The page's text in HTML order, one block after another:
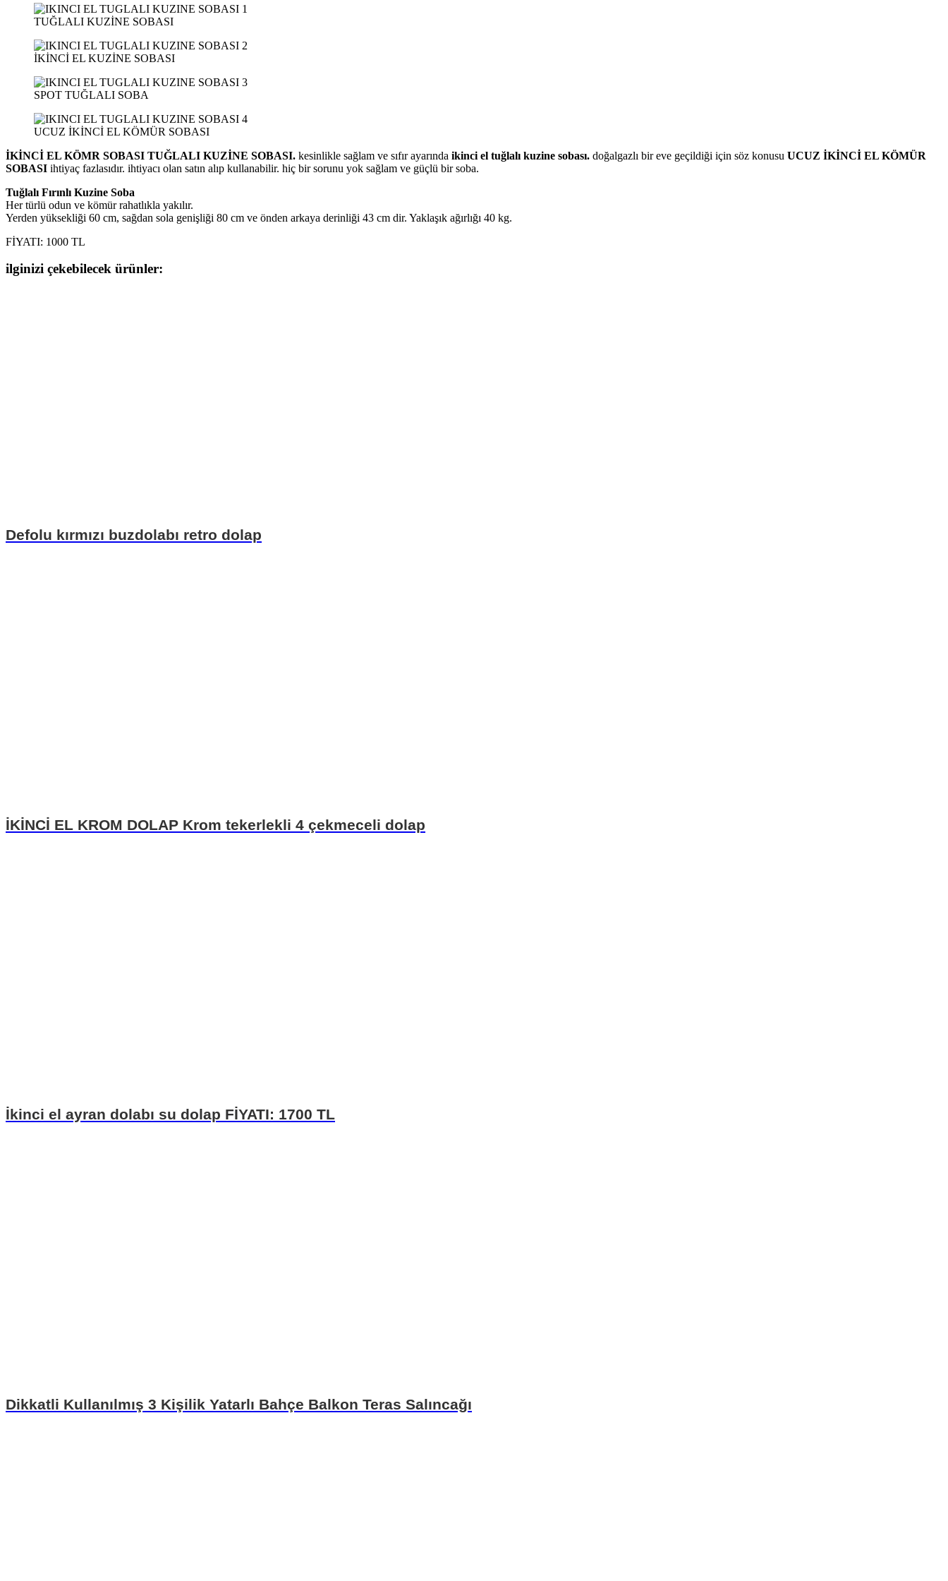
TUĞLALI KUZİNE SOBASI
İKİNCİ EL KUZİNE SOBASI
SPOT TUĞLALI SOBA
UCUZ İKİNCİ EL KÖMÜR SOBASI
İKİNCİ EL KÖMR SOBASI TUĞLALI KUZİNE SOBASI. kesinlikle sağlam ve sıfır ayarında ikinci el tuğlalı kuzine sobası. doğalgazlı bir eve geçildiği için söz konusu UCUZ İKİNCİ EL KÖMÜR
SOBASI ihtiyaç fazlasıdır. ihtiyacı olan satın alıp kullanabilir. hiç bir sorunu yok sağlam ve güçlü bir soba.
Tuğlalı Fırınlı Kuzine Soba
Her türlü odun ve kömür rahatlıkla yakılır.
Yerden yüksekliği 60 cm, sağdan sola genişliği 80 cm ve önden arkaya derinliği 43 cm dir. Yaklaşık ağırlığı 40 kg.
FİYATI: 1000 TL
ilginizi çekebilecek ürünler:
Defolu kırmızı buzdolabı retro dolap
İKİNCİ EL KROM DOLAP Krom tekerlekli 4 çekmeceli dolap
İkinci el ayran dolabı su dolap FİYATI: 1700 TL
Dikkatli Kullanılmış 3 Kişilik Yatarlı Bahçe Balkon Teras Salıncağı